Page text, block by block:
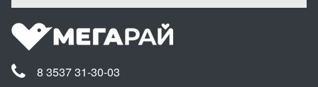
8 3537 31-30-03